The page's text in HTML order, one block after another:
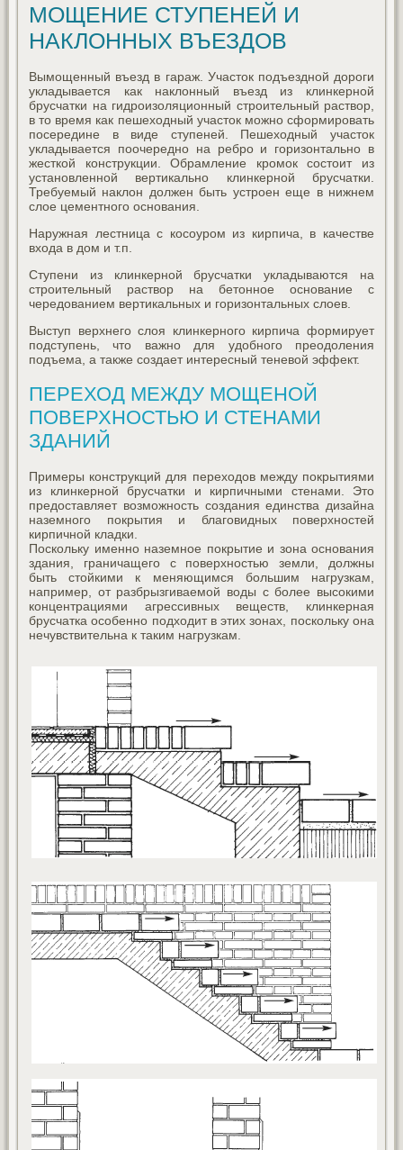
МОЩЕНИЕ СТУПЕНЕЙ И
НАКЛОННЫХ ВЪЕЗДОВ
Вымощенный въезд в гараж. Участок подъездной дороги
укладывается как наклонный въезд из клинкерной
брусчатки на гидроизоляционный строительный раствор,
в то время как пешеходный участок можно сформировать
посередине в виде ступеней. Пешеходный участок
укладывается поочередно на ребро и горизонтально в
жесткой конструкции. Обрамление кромок состоит из
установленной вертикально клинкерной брусчатки.
Требуемый наклон должен быть устроен еще в нижнем
слое цементного основания.
Наружная лестница с косоуром из кирпича, в качестве
входа в дом и т.п.
Ступени из клинкерной брусчатки укладываются на
строительный раствор на бетонное основание с
чередованием вертикальных и горизонтальных слоев.
Выступ верхнего слоя клинкерного кирпича формирует
подступень, что важно для удобного преодоления
подъема, а также создает интересный теневой эффект.
ПЕРЕХОД МЕЖДУ МОЩЕНОЙ
ПОВЕРХНОСТЬЮ И СТЕНАМИ
ЗДАНИЙ
Примеры конструкций для переходов между покрытиями
из клинкерной брусчатки и кирпичными стенами. Это
предоставляет возможность создания единства дизайна
наземного покрытия и благовидных поверхностей
кирпичной кладки.
Поскольку именно наземное покрытие и зона основания
здания, граничащего с поверхностью земли, должны
быть стойкими к меняющимся большим нагрузкам,
например, от разбрызгиваемой воды с более высокими
концентрациями агрессивных веществ, клинкерная
брусчатка особенно подходит в этих зонах, поскольку она
нечувствительна к таким нагрузкам.